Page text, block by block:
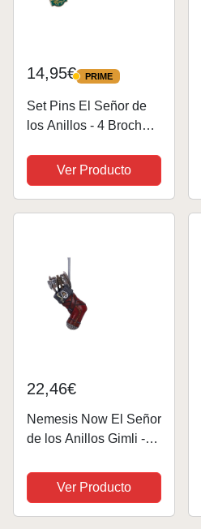
14,95€ PRIME
PRIME
Set Pins El Señor de
los Anillos - 4 Broches
Anillo, Corona Gondor,
escudo Pony Pisador y
Hoja de Lorien | El
Ver Producto
22,46€
Nemesis Now El Señor
de los Anillos Gimli -
calcetín de 8,7 cm,
Resina, con Licencia
Oficial del Señor de los
Ver Producto